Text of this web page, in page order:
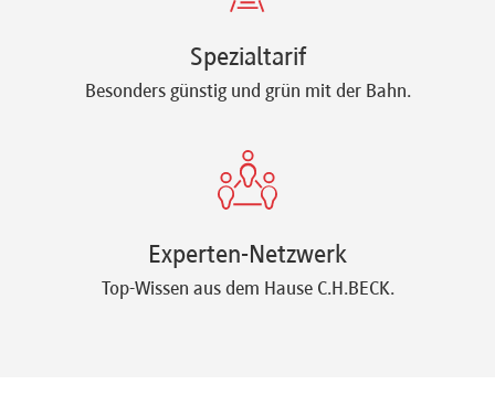
Spezialtarif
Besonders günstig und grün mit der Bahn.
Experten-Netzwerk
Top-Wissen aus dem Hause C.H.BECK.